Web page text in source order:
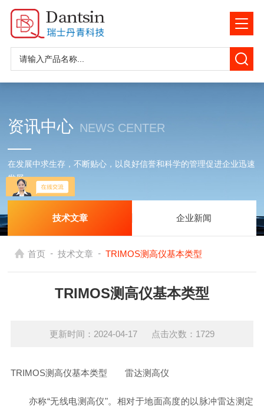
资讯中心 NEWS CENTER
在发展中求生存，不断贴心，以良好信誉和科学的管理促进企业迅速
发展
技术文章 企业新闻
首页 - 技术文章 - TRIMOS测高仪基本类型
TRIMOS测高仪基本类型
更新时间：2024-04-17 点击次数：1729
TRIMOS测高仪基本类型 雷达测高仪
亦称“无线电测高仪"。相对于地面高度的以脉冲雷达测定